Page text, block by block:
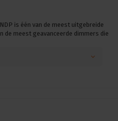
is één van de meest uitgebreide
de meest geavanceerde dimmers die